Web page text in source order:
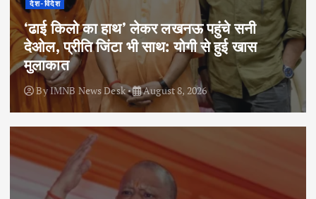
देश-विदेश
‘ढाई किलो का हाथ’ लेकर लखनऊ पहुंचे सनी
देओल, प्रीति जिंटा भी साथ: योगी से हुई खास
मुलाकात
ByIMNB News Desk August 8, 2026